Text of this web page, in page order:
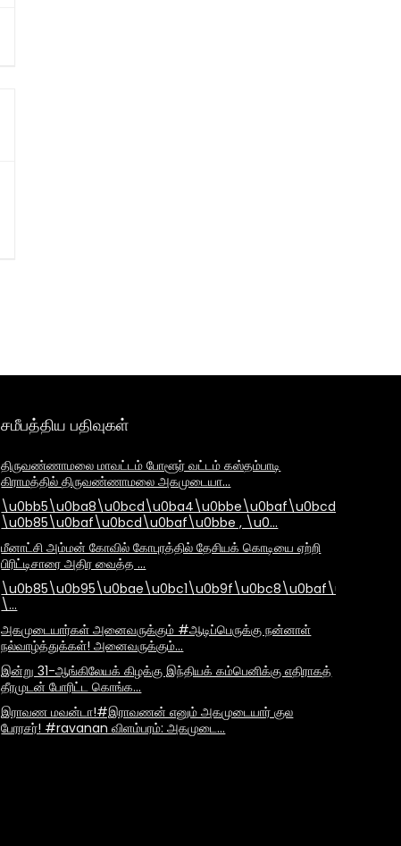
சமீபத்திய பதிவுகள்
திருவண்ணாமலை மாவட்டம் போளூர் வட்டம் கஸ்தம்பாடி
கிராமத்தில் திருவண்ணாமலை அகமுடையா…
\u0bb5\u0ba8\u0bcd\u0ba4\u0bbe\u0baf\u0bcd
\u0b85\u0baf\u0bcd\u0baf\u0bbe , \u0…
மீனாட்சி அம்மன் கோவில் கோபுரத்தில் தேசியக் கொடியை ஏற்றி
பிரிட்டிசாரை அதிர வைத்த …
\…
அகமுடையார்கள் அனைவருக்கும் #ஆடிப்பெருக்கு நன்னாள்
நல்வாழ்த்துக்கள்! அனைவருக்கும்…
இன்று 31-ஆங்கிலேயக் கிழக்கு இந்தியக் கம்பெனிக்கு எதிராகத்
தீரமுடன் போரிட்ட கொங்க…
இராவண மவன்டா!#இராவணன் எனும் அகமுடையார் குல
பேரரசர்! #ravanan விளம்பரம்: அகமுடை…